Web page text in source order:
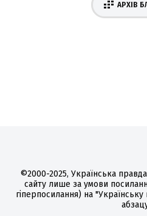
АРХІВ
©2000-2025, Українська
сайту лише за умови
гіперпосилання) на